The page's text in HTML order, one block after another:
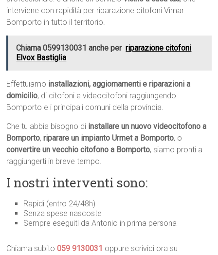
interviene con rapidità per riparazione citofoni Vimar
Bomporto in tutto il territorio.
Chiama 0599130031 anche per riparazione citofoni
Elvox Bastiglia
Effettuiamo installazioni, aggiornamenti e riparazioni a
domicilio, di citofoni e videocitofoni raggiungendo
Bomporto e i principali comuni della provincia.
Che tu abbia bisogno di installare un nuovo videocitofono a
Bomporto,riparare un impianto Urmet a Bomporto, o
convertire un vecchio citofono a Bomporto, siamo pronti a
raggiungerti in breve tempo.
I nostri interventi sono:
Rapidi (entro 24/48h)
Senza spese nascoste
Sempre eseguiti da Antonio in prima persona
Chiama subito059 9130031 oppure scrivici ora su